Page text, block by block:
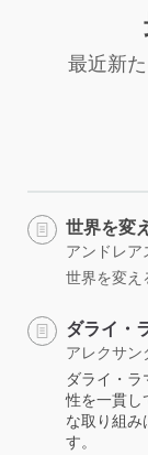
最近新
世界を変
アンドレア
世界を変え
ダライ・
アレクサン
ダライ・
性を一貫し
な取り組み
す。